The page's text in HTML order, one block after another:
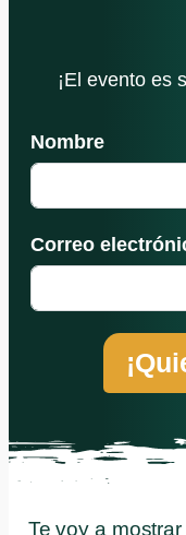
¡El evento es
Nombre
Correo
Te voy a